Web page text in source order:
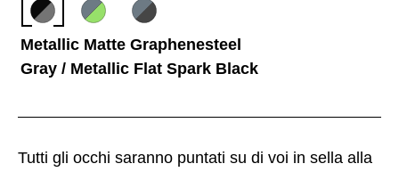
Tutti gli occhi saranno puntati su di voi in sella alla
Metallic Matte Graphenesteel
Gray / Metallic Flat Spark Black